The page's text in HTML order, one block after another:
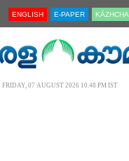
ENGLISH E-PAPER KĀZHCHA
FRIDAY, 07 AUGUST 2026 10.48 PM IST